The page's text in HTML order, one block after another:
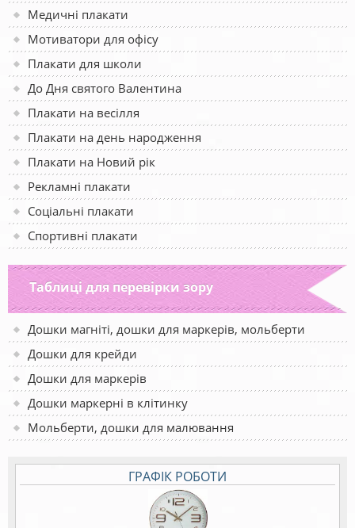
Медичні плакати
Мотиватори для офісу
Плакати для школи
До Дня святого Валентина
Плакати на весілля
Плакати на день народження
Плакати на Новий рік
Рекламні плакати
Соціальні плакати
Спортивні плакати
Таблиці для перевірки зору
Дошки магніті, дошки для маркерів, мольберти
Дошки для крейди
Дошки для маркерів
Дошки маркерні в клітинку
Мольберти, дошки для малювання
ГРАФІК РОБОТИ